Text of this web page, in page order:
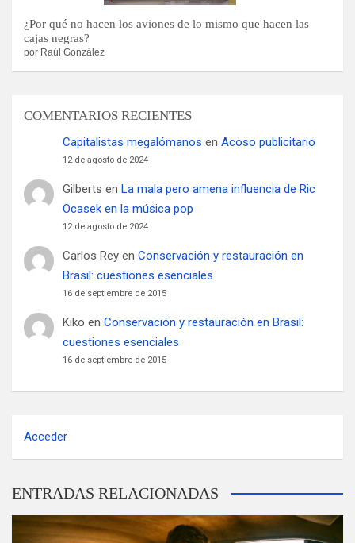
¿Por qué no hacen los aviones de lo mismo que hacen las
cajas negras?
por Raúl González
COMENTARIOS RECIENTES
Capitalistas megalómanos en Acoso publicitario
12 de agosto de 2024
Gilberts en La mala pero amena influencia de Ric
Ocasek en la música pop
12 de agosto de 2024
Carlos Reyen Conservación y restauración en
Brasil: cuestiones esenciales
16 de septiembre de 2015
Kiko en Conservación y restauración en Brasil:
cuestiones esenciales
16 de septiembre de 2015
Acceder
ENTRADAS RELACIONADAS